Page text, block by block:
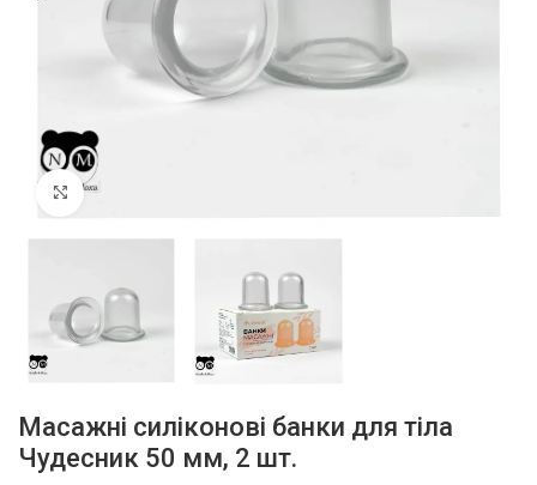
Click to enlarge
Масажні силіконові банки для тіла
Чудесник 50 мм, 2 шт.